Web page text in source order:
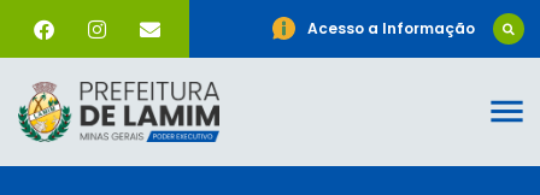
Acesso a Informação